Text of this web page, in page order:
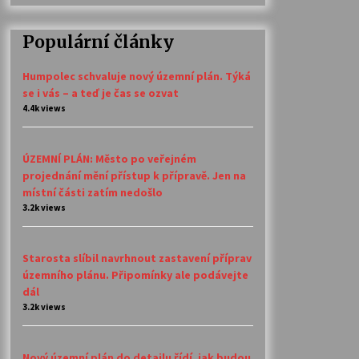
Populární články
Humpolec schvaluje nový územní plán. Týká
se i vás – a teď je čas se ozvat
4.4k views
ÚZEMNÍ PLÁN: Město po veřejném
projednání mění přístup k přípravě. Jen na
místní části zatím nedošlo
3.2k views
Starosta slíbil navrhnout zastavení příprav
územního plánu. Připomínky ale podávejte
dál
3.2k views